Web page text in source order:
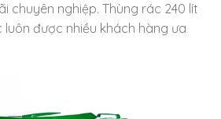
chuyên nghiệp. Thùng rác 240 lít
luôn được nhiều khách hàng ưa